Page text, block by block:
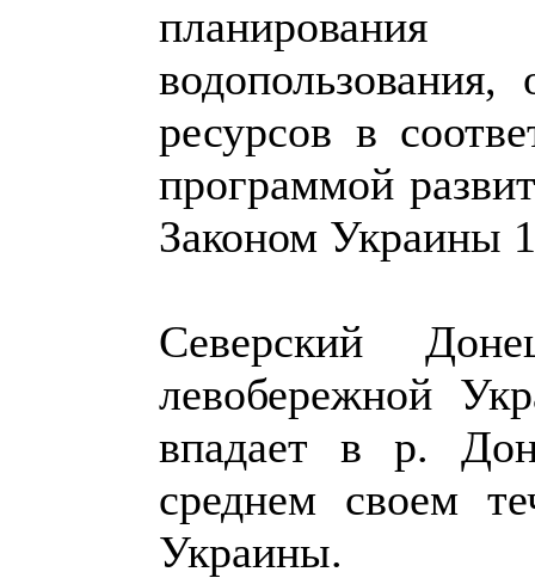
ресурсов в
программой
Законом Украины
Северский
левобережной
впадает в р.
среднем своем
Украины.